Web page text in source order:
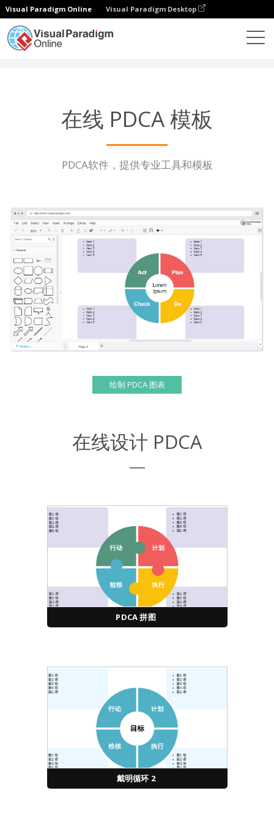
Visual Paradigm Online Visual Paradigm Desktop
在线 PDCA 模板
PDCA软件，提供专业工具和模板
绘制 PDCA 图表
在线设计 PDCA
PDCA 拼图
戴明循环 2